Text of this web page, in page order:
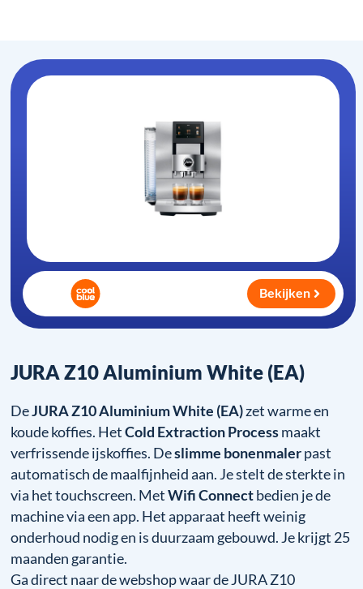
JURA Z10 Aluminium White (EA)
DeJURA Z10 Aluminium White (EA)zet warme en
koude koffies. HetCold Extraction Processmaakt
verfrissende ijskoffies. Deslimme bonenmalerpast
automatisch de maalfijnheid aan. Je stelt de sterkte in
via het touchscreen. MetWifi Connectbedien je de
machine via een app. Het apparaat heeft weinig
onderhoud nodig en is duurzaam gebouwd. Je krijgt 25
maanden garantie.
Ga direct naar de webshop waar de JURA Z10
Bekijken